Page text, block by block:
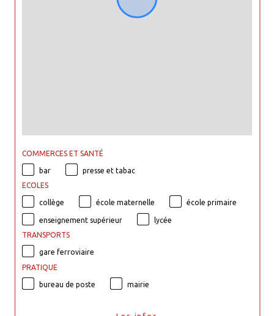
COMMERCES ET SANTÉ
bar
presse et tabac
ECOLES
collège école maternelle école primaire
enseignement supérieur
lycée
TRANSPORTS
gare ferroviaire
PRATIQUE
bureau de poste mairie